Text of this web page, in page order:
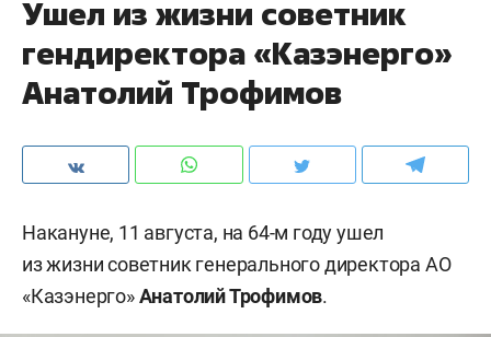
Ушел из жизни советник
гендиректора «Казэнерго»
Анатолий Трофимов
Накануне, 11 августа, на 64-м году ушел
из жизни советник генерального директора АО
«Казэнерго»Анатолий Трофимов.